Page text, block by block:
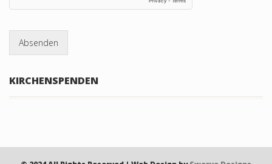
Absenden
KIRCHENSPENDEN